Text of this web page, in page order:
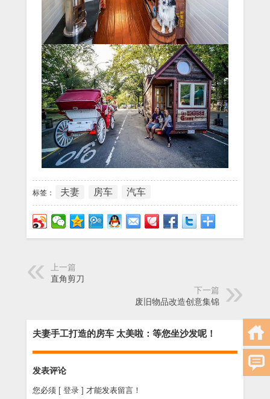
标签： 夫妻 房车 汽车
上一篇
直角剪刀
下一篇
废旧物品改造创意集锦
夫妻手工打造的房车 太美啦：等您坐沙发呢！
发表评论
您必须 [ 登录 ] 才能发表留言！